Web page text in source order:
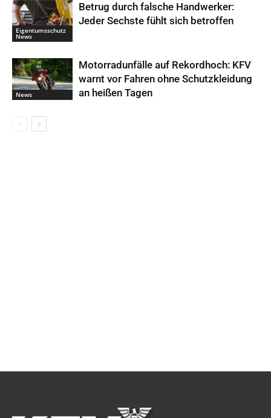
Eigentumsschutz
News
Betrug durch falsche Handwerker:
Jeder Sechste fühlt sich betroffen
News
Motorradunfälle auf Rekordhoch: KFV
warnt vor Fahren ohne Schutzkleidung
an heißen Tagen